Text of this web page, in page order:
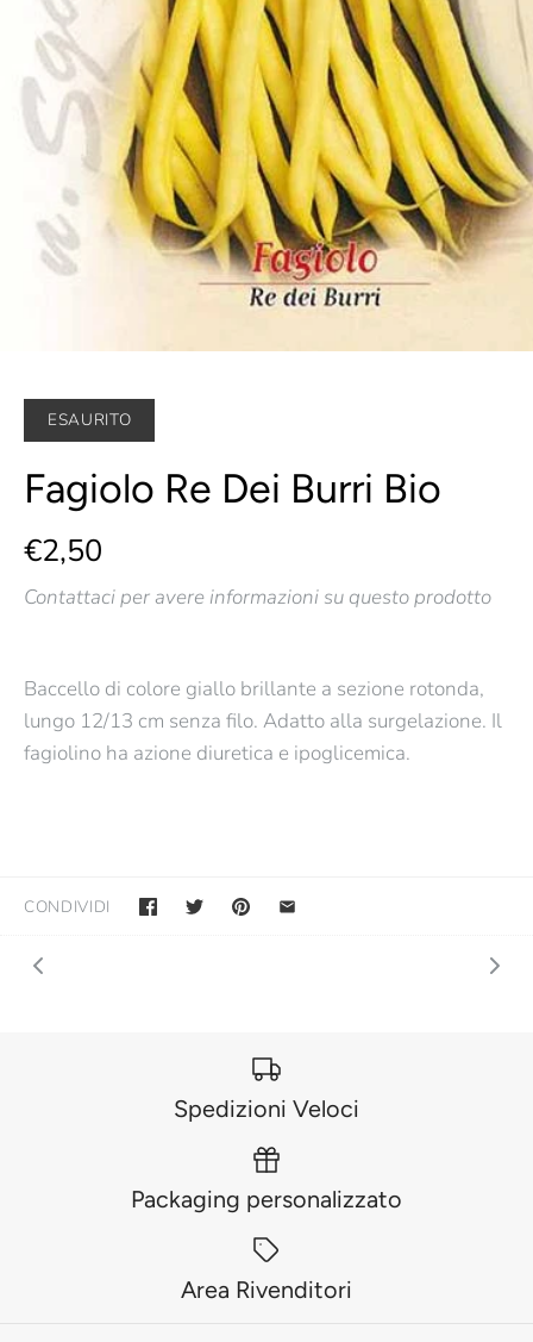
ESAURITO
Fagiolo Re Dei Burri Bio
€2,50
Contattaci per avere informazioni su questo prodotto
Baccello di colore giallo brillante a sezione rotonda,
lungo 12/13 cm senza filo. Adatto alla surgelazione. Il
fagiolino ha azione diuretica e ipoglicemica.
CONDIVIDI
Spedizioni Veloci
Packaging personalizzato
Area Rivenditori